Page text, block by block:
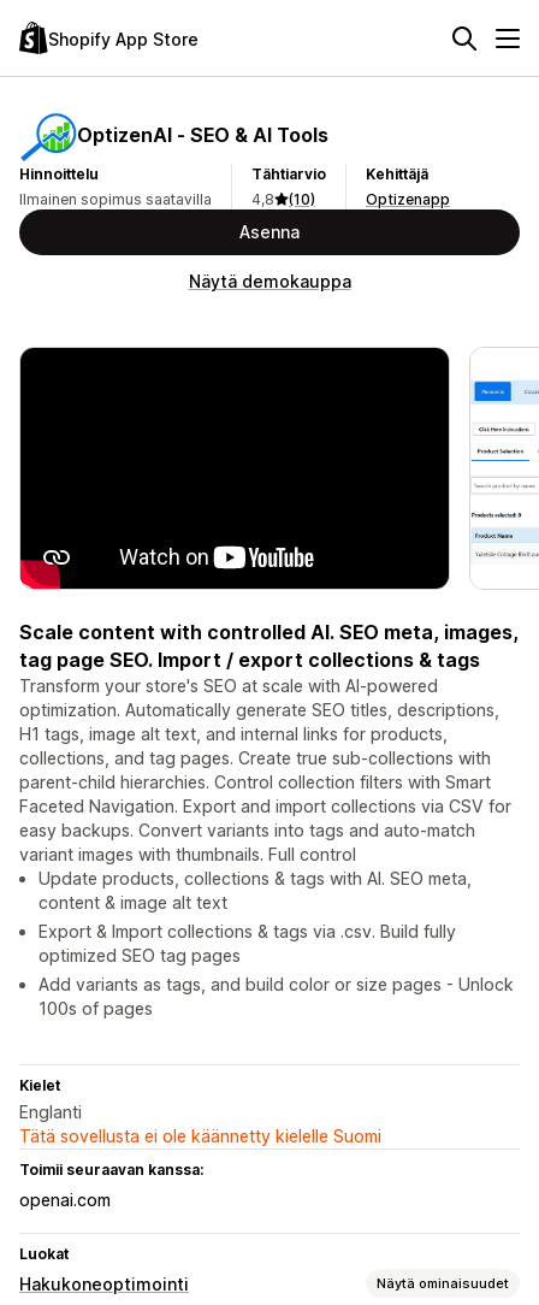
Shopify App Store
OptizenAI ‑ SEO & AI Tools
Hinnoittelu
Ilmainen sopimus saatavilla
Tähtiarvio
4,8
(10)
Kehittäjä
Optizenapp
Asenna
Näytä demokauppa
Scale content with controlled AI. SEO meta, images,
tag page SEO. Import / export collections & tags
Transform your store's SEO at scale with AI-powered
optimization. Automatically generate SEO titles, descriptions,
H1 tags, image alt text, and internal links for products,
collections, and tag pages. Create true sub-collections with
parent-child hierarchies. Control collection filters with Smart
Faceted Navigation. Export and import collections via CSV for
easy backups. Convert variants into tags and auto-match
variant images with thumbnails. Full control
Update products, collections & tags with AI. SEO meta,
content & image alt text
Export & Import collections & tags via .csv. Build fully
optimized SEO tag pages
Add variants as tags, and build color or size pages - Unlock
100s of pages
Kielet
Englanti
Tätä sovellusta ei ole käännetty kielelle Suomi
Toimii seuraavan kanssa:
openai.com
Luokat
Hakukoneoptimointi Näytä ominaisuudet